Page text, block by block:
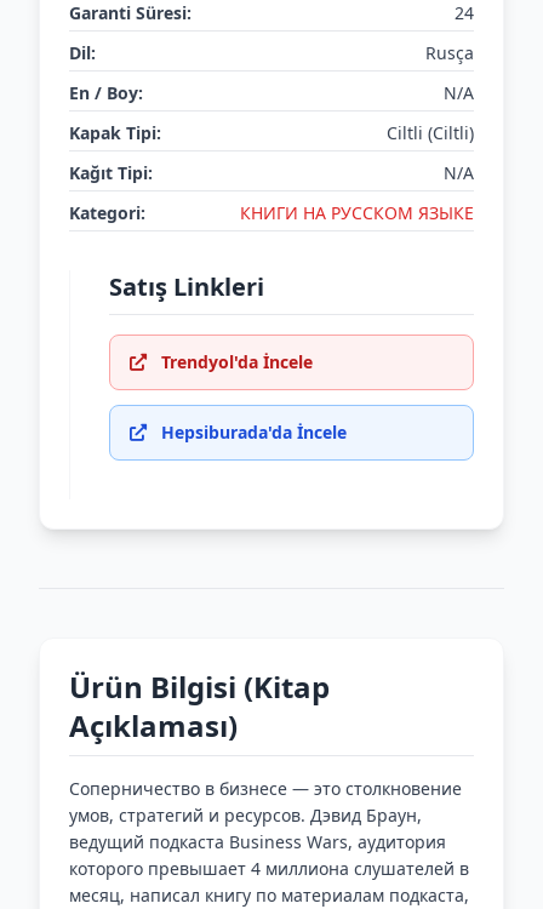
Garanti Süresi:
24
Dil:
Rusça
En / Boy:
N/A
Kapak Tipi:
Ciltli (Ciltli)
Kağıt Tipi:
N/A
Kategori:
КНИГИ НА РУССКОМ ЯЗЫКЕ
Satış Linkleri
Trendyol'da İncele
Hepsiburada'da İncele
Ürün Bilgisi (Kitap
Açıklaması)
Соперничество в бизнесе — это столкновение
умов, стратегий и ресурсов. Дэвид Браун,
ведущий подкаста Business Wars, аудитория
которого превышает 4 миллиона слушателей в
месяц, написал книгу по материалам подкаста,